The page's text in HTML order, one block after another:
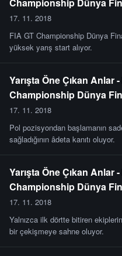
17. 11. 2018
FIA GT Championship Dünya
yüksek yarış start alıyor.
Yarışta Öne Çıkan
Championship Dünya
17. 11. 2018
Pol pozisyondan başlamanın
sağladığının âdeta kanıtı oluyor.
Yarışta Öne Çıkan
Championship Dünya
17. 11. 2018
Yalnızca ilk dörtte bitiren
bir çekişmeye sahne oluyor.